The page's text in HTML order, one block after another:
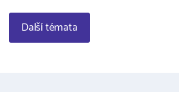
Další témata